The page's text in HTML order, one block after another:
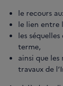
le recours
le lien entre
les
terme,
ainsi que
travaux de